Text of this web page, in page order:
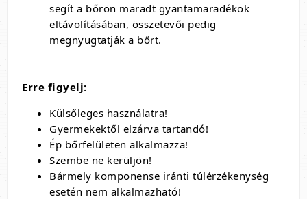
segít a bőrön maradt gyantamaradékok
eltávolításában, összetevői pedig
megnyugtatják a bőrt.
Erre figyelj:
Külsőleges használatra!
Gyermekektől elzárva tartandó!
Ép bőrfelületen alkalmazza!
Szembe ne kerüljön!
Bármely komponense iránti túlérzékenység
esetén nem alkalmazható!